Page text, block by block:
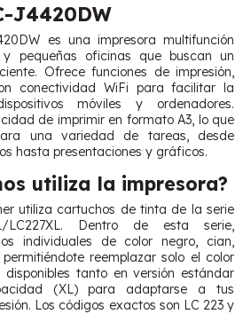
J4420DW
es una impresora multifunción
pequeñas oficinas que buscan un
Ofrece funciones de impresión,
conectividad WiFi para facilitar la
móviles y ordenadores.
de imprimir en formato A3, lo que
una variedad de tareas, desde
hasta presentaciones y gráficos.
utiliza la impresora?
utiliza cartuchos de tinta de la serie
LC227XL. Dentro de esta serie,
individuales de color negro, cian,
reemplazar solo el color
tanto en versión estándar
(XL) para adaptarse a tus
Los códigos exactos son LC 223 y